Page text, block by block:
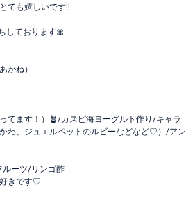
ても嬉しいです‼︎
しております🎀
ね）
てます！）🪴/カスピ海ヨーグルト作り/キャラ
わ、ジュエルペットのルビーなどなど♡）/アン
ーツ/リンゴ酢
きです♡